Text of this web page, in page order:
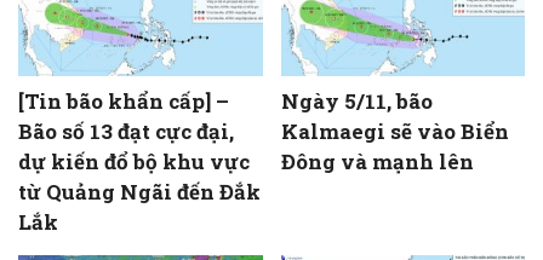
[Tin bão khẩn cấp] –
Bão số 13 đạt cực đại,
dự kiến đổ bộ khu vực
từ Quảng Ngãi đến Đắk
Lắk
Ngày 5/11, bão
Kalmaegi sẽ vào Biển
Đông và mạnh lên